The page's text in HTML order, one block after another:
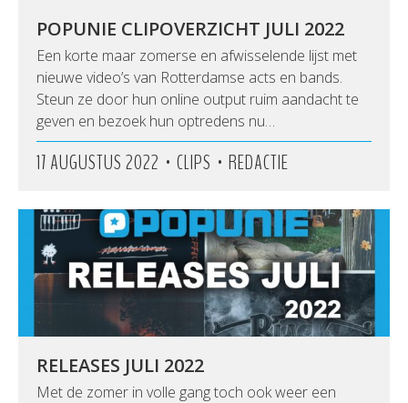
POPUNIE CLIPOVERZICHT JULI 2022
Een korte maar zomerse en afwisselende lijst met
nieuwe video’s van Rotterdamse acts en bands.
Steun ze door hun online output ruim aandacht te
geven en bezoek hun optredens nu…
17 AUGUSTUS 2022 • CLIPS • REDACTIE
RELEASES JULI 2022
Met de zomer in volle gang toch ook weer een